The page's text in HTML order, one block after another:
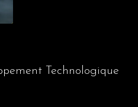
Technologique